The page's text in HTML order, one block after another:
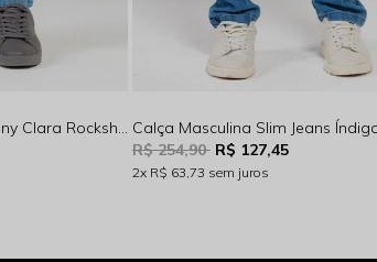
R$ 254,90 R$ 127,45
2x R$ 63,73 sem juros